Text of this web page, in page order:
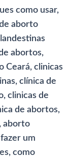
como usar,
aborto
abortos,
Ceará, clinicas
clínica de
clinicas de
de abortos,
aborto
um
como